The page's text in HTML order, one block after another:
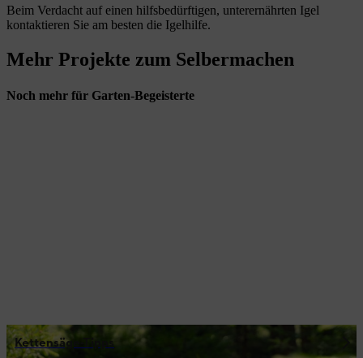
Beim Verdacht auf einen hilfsbedürftigen, unterernährten Igel
kontaktieren Sie am besten die Igelhilfe.
Mehr Projekte zum Selbermachen
Noch mehr für Garten-Begeisterte
Kettensäge-Tipps